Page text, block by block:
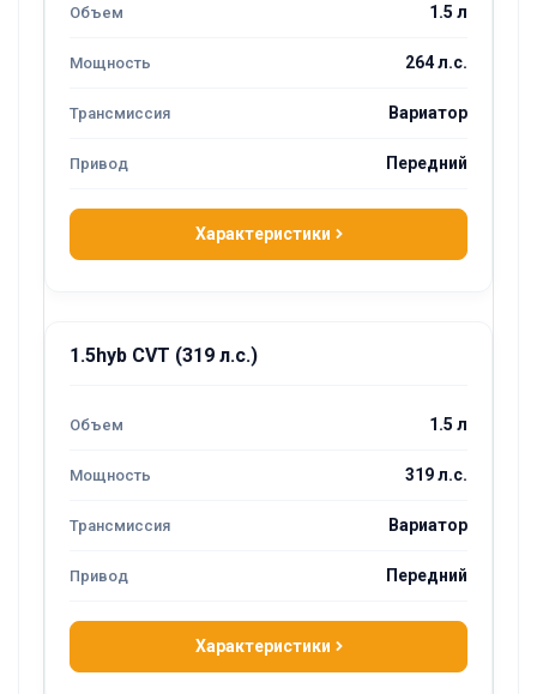
1.5 л
264 л.с.
Вариатор
Передний
Характеристики
1.5hyb CVT (319 л.с.)
1.5 л
319 л.с.
Вариатор
Передний
Характеристики